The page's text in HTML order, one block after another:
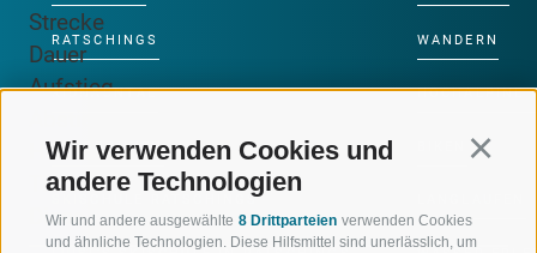
Wir verwenden Cookies und
andere Technologien
Wir und andere ausgewählte 8 Drittparteien verwenden Cookies
und ähnliche Technologien. Diese Hilfsmittel sind unerlässlich, um
Strecke
Dauer
Aufstieg
Höchster Punkt
Tiefster Punkt
Diese Tour kann nicht freigeschaltet werden.
RATSCHINGS
RIDNAUNTAL
BERGBAHNEN
SKISCHULE RATSCHINGS
WANDERN
HOCHALPINE